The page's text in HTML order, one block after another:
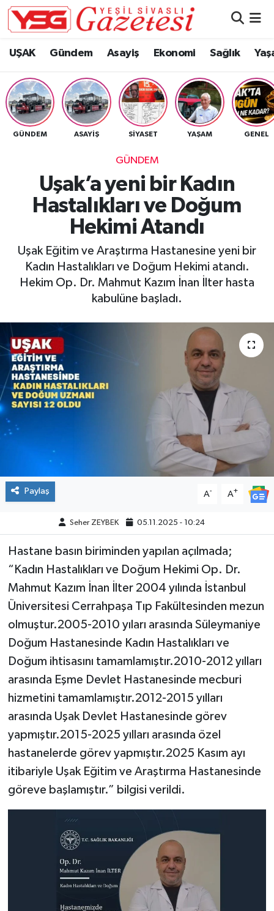
UŞAK Gündem Asayiş Ekonomi Sağlık
GÜNDEM ASAYIŞ SIYASET YAŞAM GENEL
GÜNDEM
Uşak’a yeni bir Kadın
Hastalıkları ve Doğum
Hekimi Atandı
Uşak Eğitim ve Araştırma Hastanesine yeni bir
Kadın Hastalıkları ve Doğum Hekimi atandı.
Hekim Op. Dr. Mahmut Kazım İnan İlter hasta
kabulüne başladı.
Paylaş A- A+
Seher ZEYBEK 05.11.2025 - 10:24
Hastane basın biriminden yapılan açılmada;
“Kadın Hastalıkları ve Doğum Hekimi Op. Dr.
Mahmut Kazım İnan İlter 2004 yılında İstanbul
Üniversitesi Cerrahpaşa Tıp Fakültesinden mezun
olmuştur.2005-2010 yıları arasında Süleymaniye
Doğum Hastanesinde Kadın Hastalıkları ve
Doğum ihtisasını tamamlamıştır.2010-2012 yılları
arasında Eşme Devlet Hastanesinde mecburi
hizmetini tamamlamıştır.2012-2015 yılları
arasında Uşak Devlet Hastanesinde görev
yapmıştır.2015-2025 yılları arasında özel
hastanelerde görev yapmıştır.2025 Kasım ayı
itibariyle Uşak Eğitim ve Araştırma Hastanesinde
göreve başlamıştır.” bilgisi verildi.
Hava Durumu
Namaz Vakitleri
Trafik Durumu
Tüm Manşetler
Son Dakika Haberleri
Haber Arşivi